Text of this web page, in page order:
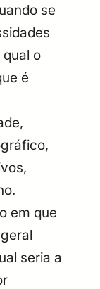
se
o
é
em que
seria a